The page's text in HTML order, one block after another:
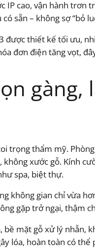
IP cao, vận hành trơn
sẵn – không sợ “bỏ
được thiết kế tối ưu,
đơn điện tăng vọt,
trọng thẩm mỹ.
không xước gỗ. Kính
spa, biệt thự.
không gian chỉ vừa
gặp trở ngại, thậm
bề mặt gỗ xử lý nhẵn,
lóa, hoàn toàn có